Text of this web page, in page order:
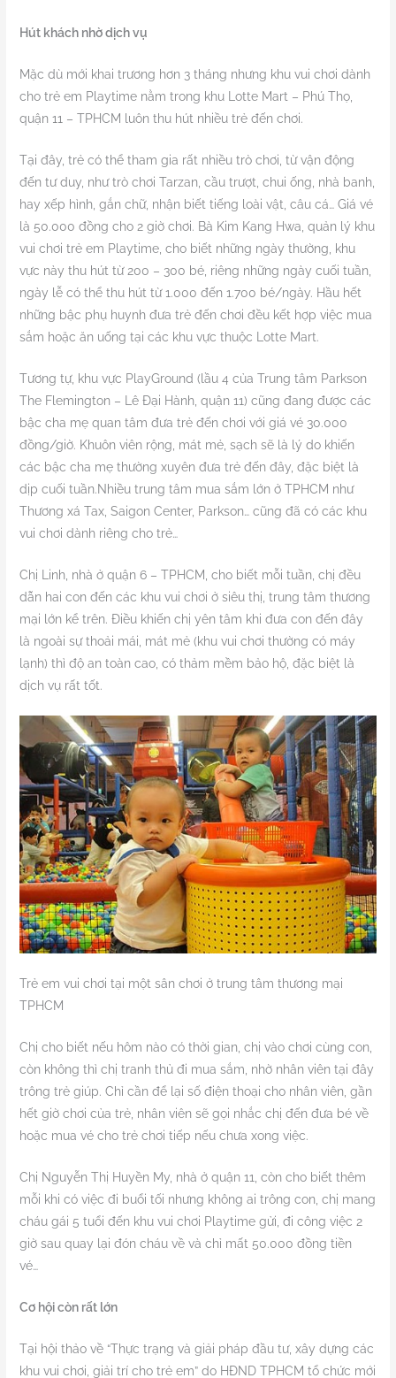
Hút khách nhờ dịch vụ
Mặc dù mới khai trương hơn 3 tháng nhưng khu vui chơi dành
cho trẻ em Playtime nằm trong khu Lotte Mart – Phú Thọ,
quận 11 – TPHCM luôn thu hút nhiều trẻ đến chơi.
Tại đây, trẻ có thể tham gia rất nhiều trò chơi, từ vận động
đến tư duy, như trò chơi Tarzan, cầu trượt, chui ống, nhà banh,
hay xếp hình, gắn chữ, nhận biết tiếng loài vật, câu cá… Giá vé
là 50.000 đồng cho 2 giờ chơi. Bà Kim Kang Hwa, quản lý khu
vui chơi trẻ em Playtime, cho biết những ngày thường, khu
vực này thu hút từ 200 – 300 bé, riêng những ngày cuối tuần,
ngày lễ có thể thu hút từ 1.000 đến 1.700 bé/ngày. Hầu hết
những bậc phụ huynh đưa trẻ đến chơi đều kết hợp việc mua
sắm hoặc ăn uống tại các khu vực thuộc Lotte Mart.
Tương tự, khu vực PlayGround (lầu 4 của Trung tâm Parkson
The Flemington – Lê Đại Hành, quận 11) cũng đang được các
bậc cha mẹ quan tâm đưa trẻ đến chơi với giá vé 30.000
đồng/giờ. Khuôn viên rộng, mát mẻ, sạch sẽ là lý do khiến
các bậc cha mẹ thường xuyên đưa trẻ đến đây, đặc biệt là
dịp cuối tuần.Nhiều trung tâm mua sắm lớn ở TPHCM như
Thương xá Tax, Saigon Center, Parkson… cũng đã có các khu
vui chơi dành riêng cho trẻ…
Chị Linh, nhà ở quận 6 – TPHCM, cho biết mỗi tuần, chị đều
dẫn hai con đến các khu vui chơi ở siêu thị, trung tâm thương
mại lớn kể trên. Điều khiến chị yên tâm khi đưa con đến đây
là ngoài sự thoải mái, mát mẻ (khu vui chơi thường có máy
lạnh) thì độ an toàn cao, có thảm mềm bảo hộ, đặc biệt là
dịch vụ rất tốt.
Trẻ em vui chơi tại một sân chơi ở trung tâm thương mại
TPHCM
Chị cho biết nếu hôm nào có thời gian, chị vào chơi cùng con,
còn không thì chị tranh thủ đi mua sắm, nhờ nhân viên tại đây
trông trẻ giúp. Chỉ cần để lại số điện thoại cho nhân viên, gần
hết giờ chơi của trẻ, nhân viên sẽ gọi nhắc chị đến đưa bé về
hoặc mua vé cho trẻ chơi tiếp nếu chưa xong việc.
Chị Nguyễn Thị Huyền My, nhà ở quận 11, còn cho biết thêm
mỗi khi có việc đi buổi tối nhưng không ai trông con, chị mang
cháu gái 5 tuổi đến khu vui chơi Playtime gửi, đi công việc 2
giờ sau quay lại đón cháu về và chỉ mất 50.000 đồng tiền
vé…
Cơ hội còn rất lớn
Tại hội thảo về “Thực trạng và giải pháp đầu tư, xây dựng các
khu vui chơi, giải trí cho trẻ em” do HĐND TPHCM tổ chức mới